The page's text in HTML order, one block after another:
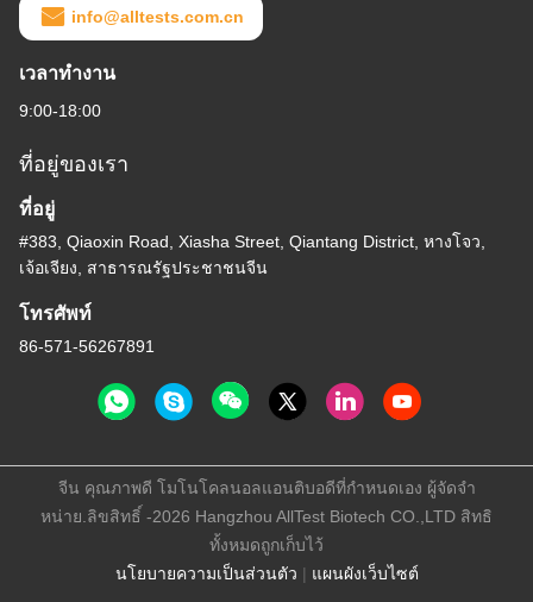
info@alltests.com.cn
เวลาทํางาน
9:00-18:00
ที่อยู่ของเรา
ที่อยู่
#383, Qiaoxin Road, Xiasha Street, Qiantang District, หางโจว,
เจ้อเจียง, สาธารณรัฐประชาชนจีน
โทรศัพท์
86-571-56267891
นโยบายความเป็นส่วนตัว | แผนผังเว็บไซต์
จีน คุณภาพดี โมโนโคลนอลแอนติบอดีที่กำหนดเอง ผู้จัดจํา
หน่าย.ลิขสิทธิ์ -2026 Hangzhou AllTest Biotech CO.,LTD สิทธิ
ทั้งหมดถูกเก็บไว้